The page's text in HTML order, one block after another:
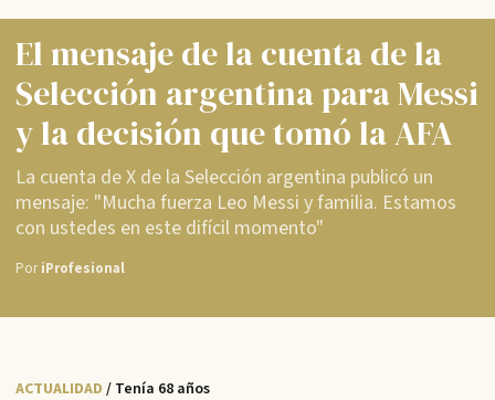
El mensaje de la cuenta de la
Selección argentina para Messi
y la decisión que tomó la AFA
La cuenta de X de la Selección argentina publicó un
mensaje: "Mucha fuerza Leo Messi y familia. Estamos
con ustedes en este difícil momento"
PoriProfesional
ACTUALIDAD / Tenía 68 años